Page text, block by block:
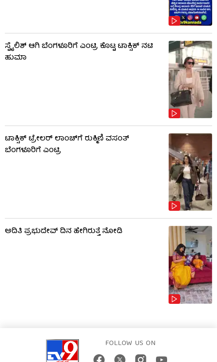
ಸ್ಟೈಲಿಶ್ ಆಗಿ ಬೆಂಗಳೂರಿಗೆ ಎಂಟ್ರಿ ಕೊಟ್ಟ ಟಾಕ್ಸಿಕ್ ನಟಿ
ಹುಮಾ
ಟಾಕ್ಸಿಕ್ ಟ್ರೇಲರ್ ಲಾಂಚ್​​​ಗೆ ರುಕ್ಮಿಣಿ ವಸಂತ್
ಬೆಂಗಳೂರಿಗೆ ಎಂಟ್ರಿ
ಅದಿತಿ ಪ್ರಭುದೇವ್ ದಿನ ಹೇಗಿರುತ್ತೆ ನೋಡಿ
FOLLOW US ON